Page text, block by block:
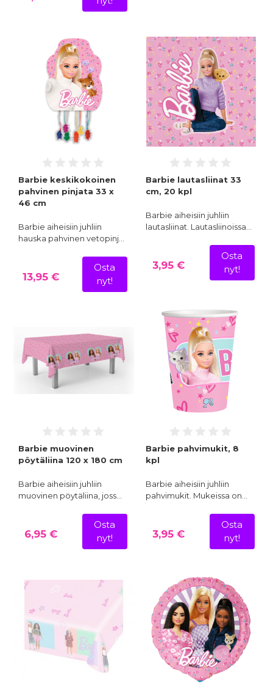
Barbie keskikokoinen
pahvinen pinjata 33 x
46 cm
Barbie aiheisiin juhliin
hauska pahvinen vetopinj…
13,95 €
Osta
nyt!
Barbie lautasliinat 33
cm, 20 kpl
Barbie aiheisiin juhliin
lautasliinat. Lautasliinoissa…
3,95 €
Osta
nyt!
Barbie muovinen
pöytäliina 120 x 180 cm
Barbie aiheisiin juhliin
muovinen pöytäliina, joss…
6,95 €
Osta
nyt!
Barbie pahvimukit, 8
kpl
Barbie aiheisiin juhliin
pahvimukit. Mukeissa on…
3,95 €
Osta
nyt!